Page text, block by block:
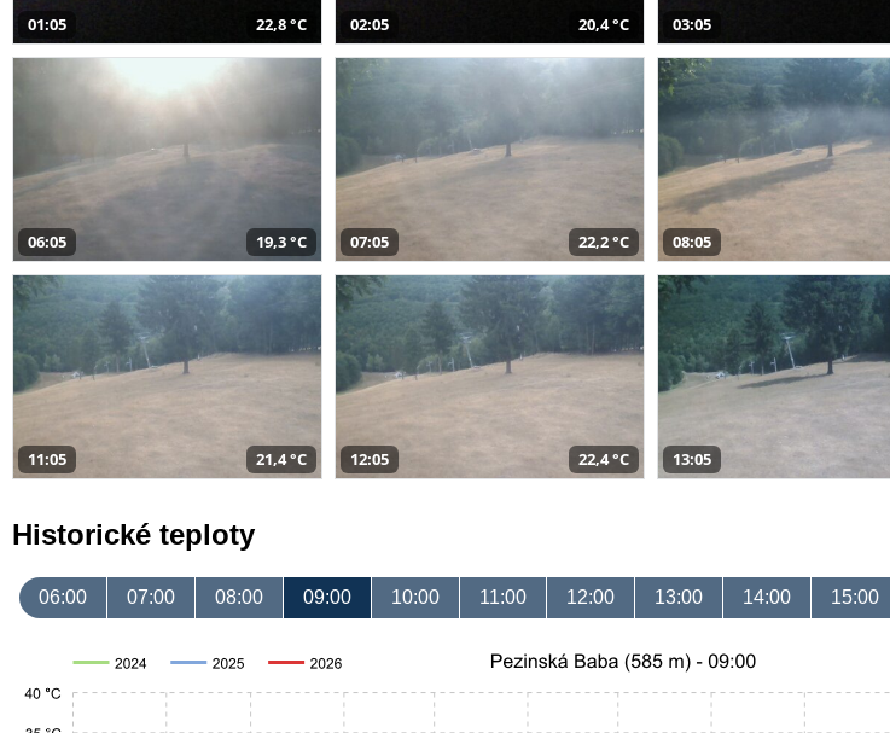
01:05 22,8 °C 02:05 20,4 °C 03:05
06:05 19,3 °C 07:05 22,2 °C 08:05
11:05 21,4 °C 12:05 22,4 °C 13:05
Historické teploty
06:00 07:00 08:00 09:00 10:00 11:00 12:00 13:00 14:00 15:00